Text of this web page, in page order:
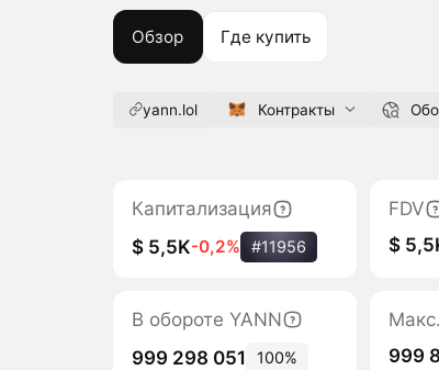
Обзор Где купить
yann.lol Контракты
Капитализация
$ 5,5K-0,2% #11956
FDV
$
В обороте YANN
999 298 051
100%
999